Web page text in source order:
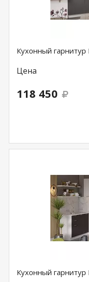
Кухонный
Цена
118 450
Кухонный